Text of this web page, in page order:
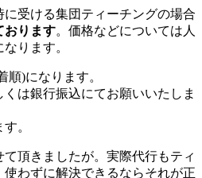
に受ける集団ティーチングの場合
おります。価格などについては人
ります。
)になります。
は銀行振込にてお願いいたしま
。
頂きましたが。実際代行もティ
わずに解決できるならそれが正